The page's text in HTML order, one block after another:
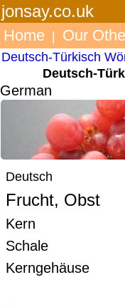
jonsay.co.uk
Home Our
Deutsch-Türkisch
Deutsch-
German
Deutsch
Frucht, Obst
Kern
Schale
Kerngehäuse